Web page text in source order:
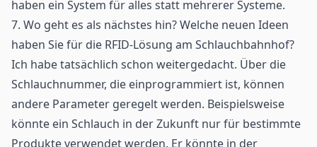
haben ein System für alles statt mehrerer Systeme.
7. Wo geht es als nächstes hin? Welche neuen Ideen
haben Sie für die RFID-Lösung am Schlauchbahnhof?
Ich habe tatsächlich schon weitergedacht. Über die
Schlauchnummer, die einprogrammiert ist, können
andere Parameter geregelt werden. Beispielsweise
könnte ein Schlauch in der Zukunft nur für bestimmte
Produkte verwendet werden. Er könnte in der